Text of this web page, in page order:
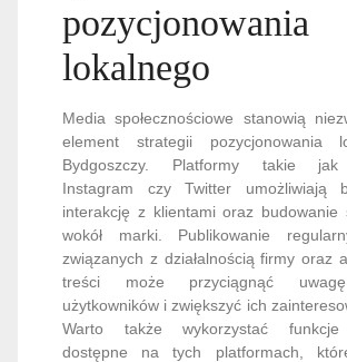
pozycjonowania
lokalnego
Media społecznościowe stanowią
element strategii pozycjonowania
Bydgoszczy. Platformy takie jak
Instagram czy Twitter umożliwiają
interakcję z klientami oraz budowanie
wokół marki. Publikowanie
związanych z działalnością firmy oraz
treści może przyciągnąć
użytkowników i zwiększyć ich
Warto także wykorzystać funkcje
dostępne na tych platformach,